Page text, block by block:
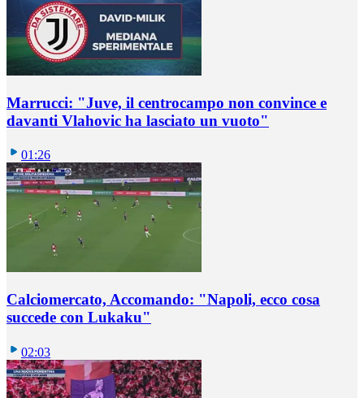
Marrucci: "Juve, il centrocampo non convince e
davanti Vlahovic ha lasciato un vuoto"
01:26
Calciomercato, Accomando: "Napoli, ecco cosa
succede con Lukaku"
02:03